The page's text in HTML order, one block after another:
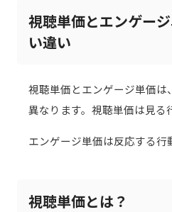
視聴単価とエンゲー
い違い
視聴単価とエンゲージ単価
異なります。視聴単価は見る
エンゲージ単価は反応する行
視聴単価とは？